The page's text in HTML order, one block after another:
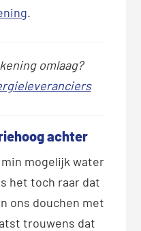
.
omlaag?
achter
mogelijk water
het toch raar dat
ons douchen met
trouwens dat